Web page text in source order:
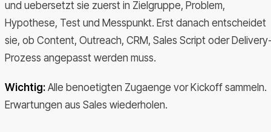
und uebersetzt sie zuerst in Zielgruppe, Problem,
Hypothese, Test und Messpunkt. Erst danach entscheidet
sie, ob Content, Outreach, CRM, Sales Script oder
Prozess angepasst werden muss.
Wichtig: Alle benoetigten Zugaenge vor Kickoff sammeln.
Erwartungen aus Sales wiederholen.